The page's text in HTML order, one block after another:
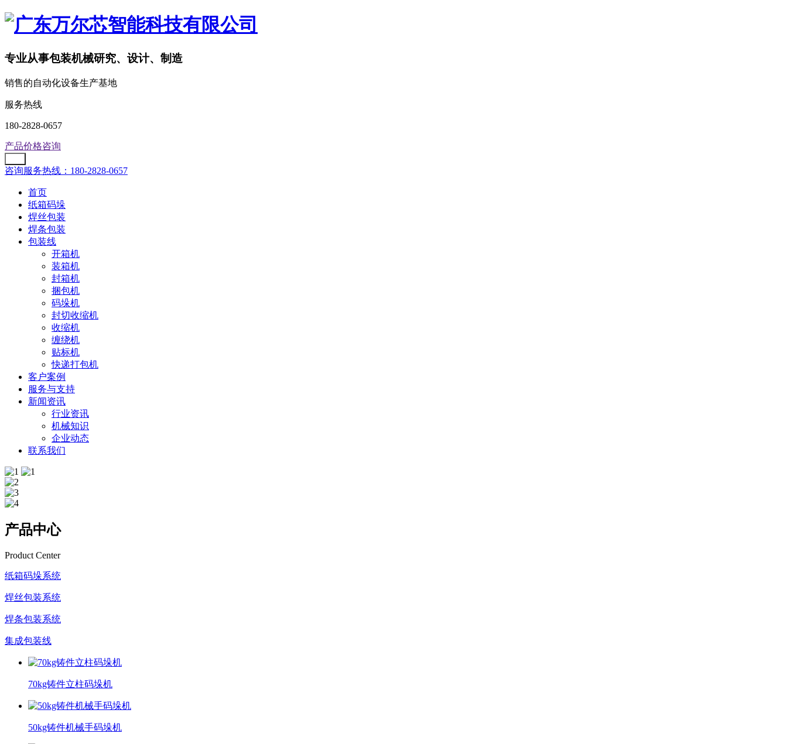
专业从事包装机械研究、设计、制造
销售的自动化设备生产基地
服务热线
180-2828-0657
产品价格咨询
咨询服务热线：180-2828-0657
首页
纸箱码垛
焊丝包装
焊条包装
包装线
开箱机
装箱机
封箱机
捆包机
码垛机
封切收缩机
收缩机
缠绕机
贴标机
快递打包机
客户案例
服务与支持
新闻资讯
行业资讯
机械知识
企业动态
联系我们
产品中心
Product Center
纸箱码垛系统
焊丝包装系统
焊条包装系统
集成包装线
70kg铸件立柱码垛机
50kg铸件机械手码垛机